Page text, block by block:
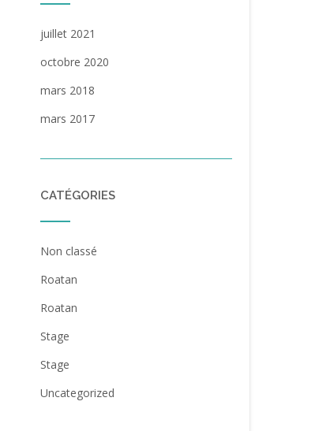
juillet 2021
octobre 2020
mars 2018
mars 2017
CATÉGORIES
Non classé
Roatan
Roatan
Stage
Stage
Uncategorized